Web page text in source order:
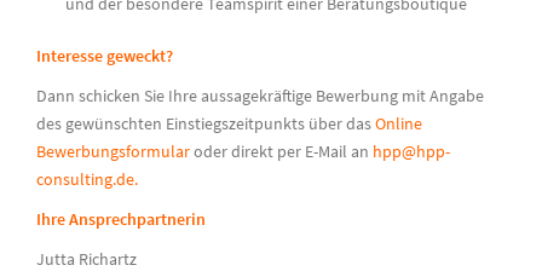
Interesse geweckt?
Dann schicken Sie Ihre aussagekräftige Bewerbung mit Angabe
des gewünschten Einstiegszeitpunkts über dasOnline
Bewerbungsformularoder direkt per E-Mail an hpp@hpp-
consulting.de.
Ihre Ansprechpartnerin
Jutta Richartz